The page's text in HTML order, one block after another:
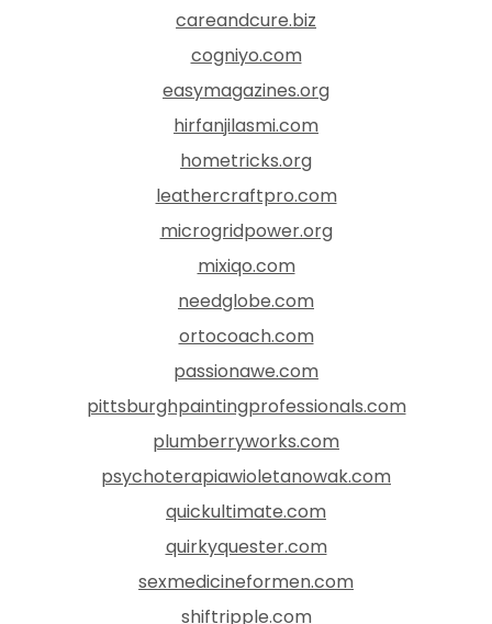
careandcure.biz
cogniyo.com
easymagazines.org
hirfanjilasmi.com
hometricks.org
leathercraftpro.com
microgridpower.org
mixiqo.com
needglobe.com
ortocoach.com
passionawe.com
pittsburghpaintingprofessionals.com
plumberryworks.com
psychoterapiawioletanowak.com
quickultimate.com
quirkyquester.com
sexmedicineformen.com
shiftripple.com